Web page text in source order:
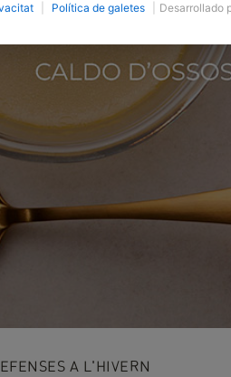
A L'HIVERN
Política de galetes Desarrollado